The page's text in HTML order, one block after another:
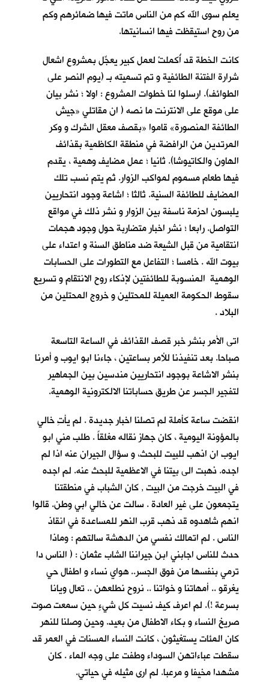
يعلم سوى الله كم من الناس ماتت فيها ضمائرهم وكم
من روحٍ استيقظت فيها انسانيتها.
كانت الخطة قد أُكملتْ لعمل كبير يعجِّل بمشروع اشعال
شرارة الفتنة الطائفية و تم تسميته بـ (يوم النصر على
الطوائف). ارسلوا لنا خطوات المشروع : اولا ؛ نشر بيان
على موقع على الانترنت ما نصه ( ان مقاتلي «جيش
الطائفة المنصورة» قاموا «بقصف معقل الشرك و وكر
المرتدين من الرافضة في منطقة الكاظمية بقذائف
الهاون والكاتيوشا). ثانيا ؛ عمل مضايف وهمية ، يقدم
فيها طعام مسموم لمواكب الزوار. ثم يتم نسب تلك
المضايف للطائفة السنية. ثالثا ؛ اشاعة وجود انتحاريين
يلبسون احزمة ناسفة بين الزوار و نشر ذلك في مواقع
التواصل. رابعا ؛ نشر اخبار متضاربة حول وجود هجمات
انتقامية من قبل الشيعة ضد مناطق السنة و اعتداء على
بيوت الله . خامسا ؛ التفاعل مع التطورات على الحسابات
الوهمية المنسوبة للطائفتين لإذكاء روح الانتقام و تسريع
سقوط الحكومة العميلة للمحتلين و خروج المحتلين من
البلاد .
اتى الأمر بنشر خبر قصف القذائف في الساعة التاسعة
صباحا. بعد تنفيذنا للأمر بساعتين ، جاءنا ابو ايوب و أمرنا
بنشر الاشاعة بوجود انتحاريين مندسين بين الجماهير
لتفجير الجسر عن طريق حساباتنا الالكترونية الوهمية.
انقضت ساعة كأملة لم تصلنا اخبار جديدة . لم يأتِ خالي
بالمؤونة اليومية ، كان جهاز نقاله مغلقاً . طلب مني ابو
ايوب ان اذهب للبيت للبحث، و سؤال الجيران عنه اذا لم
اجده. ذهبت الى بيتنا في الاعظمية للبحث عنه. لم اجده
في البيت خرجت من البيت , كان الشباب في منطقتنا
يتجمعون على غير العادة . سالت عن خالي ابي وطن. قالوا
انهم شاهدوه قد ذهب قرب النهر للمساعدة في انقاذ
الناس . لم اتمالك نفسي من الدهشة سالتهم : وماذا
حدث للناس اجابني ابن جيراننا الشاب عثمان : ( الناس دا
ترمي بنفسها من فوق الجسر.. هواي نساء و اطفال حي
يغرقو .. أمهاتنا و خواتنا .. نروح نطلعهن .. تعال ويانا
بسرعة !). لم اعرف كيف نسيت كل شيءٍ حين سمعت صوت
صريخ النساء و بكاء الاطفال من بعيد. وحين وصلنا للنهر
كان المئات يستغيثون ، كانت النساء المسنات في العمر قد
سقطت عباءاتهن السوداء وطفت على وجه الماء . كان
مشهدا مخيفا و مرعبا. لم ارى مثيله في حياتي.